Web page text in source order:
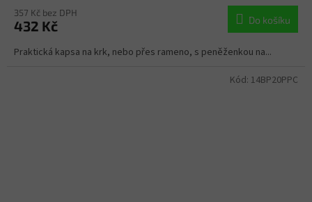
357 Kč bez DPH
432 Kč Do košíku
Praktická kapsa na krk, nebo přes rameno, s peněženkou na...
Kód: 14BP20PPC